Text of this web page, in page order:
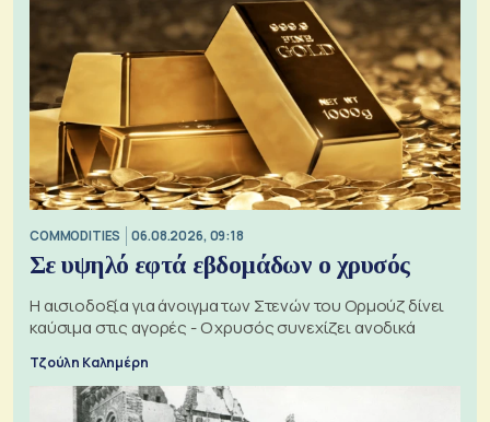
COMMODITIES 06.08.2026, 09:18
Σε υψηλό εφτά εβδομάδων ο χρυσός
Η αισιοδοξία για άνοιγμα των Στενών του Ορμούζ δίνει
καύσιμα στις αγορές - Ο χρυσός συνεχίζει ανοδικά
Τζούλη Καλημέρη